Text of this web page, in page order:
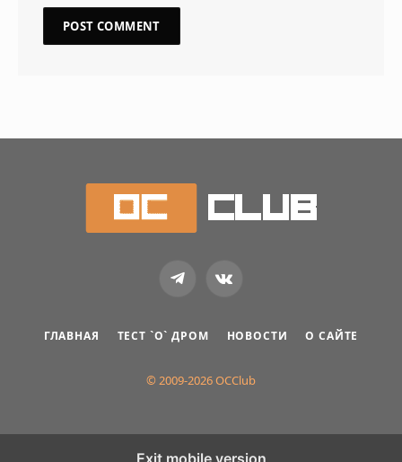
TelegramVKontakte
ГЛАВНАЯ ТЕСТ `О` ДРОМ НОВОСТИ О САЙТЕ
© 2009-2026 OCClub